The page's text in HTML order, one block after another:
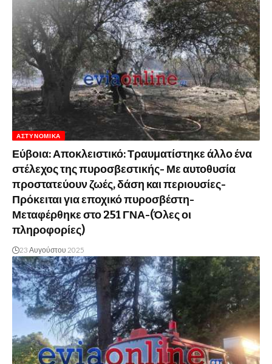
ΑΣΤΥΝΟΜΙΚΆ
Εύβοια: Αποκλειστικό: Τραυματίστηκε άλλο ένα
στέλεχος της πυροσβεστικής- Με αυτοθυσία
προστατεύουν ζωές, δάση και περιουσίες-
Πρόκειται για εποχικό πυροσβέστη-
Μεταφέρθηκε στο 251 ΓΝΑ-(Όλες οι
πληροφορίες)
23 Αυγούστου 2025